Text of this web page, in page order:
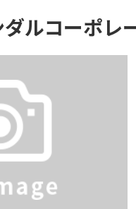
ミャンマー
タイ
ネパール
中国
その他の国籍
外
在
教
ルコーポレ